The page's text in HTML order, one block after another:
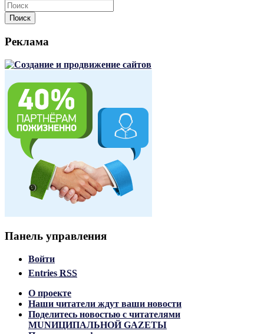
Поиск
Реклама
Панель управления
Войти
Entries RSS
О проекте
Наши читатели ждут ваши новости
Поделитесь новостью с читателями
MUNИЦИПАЛЬНОЙ GAZЕТЫ